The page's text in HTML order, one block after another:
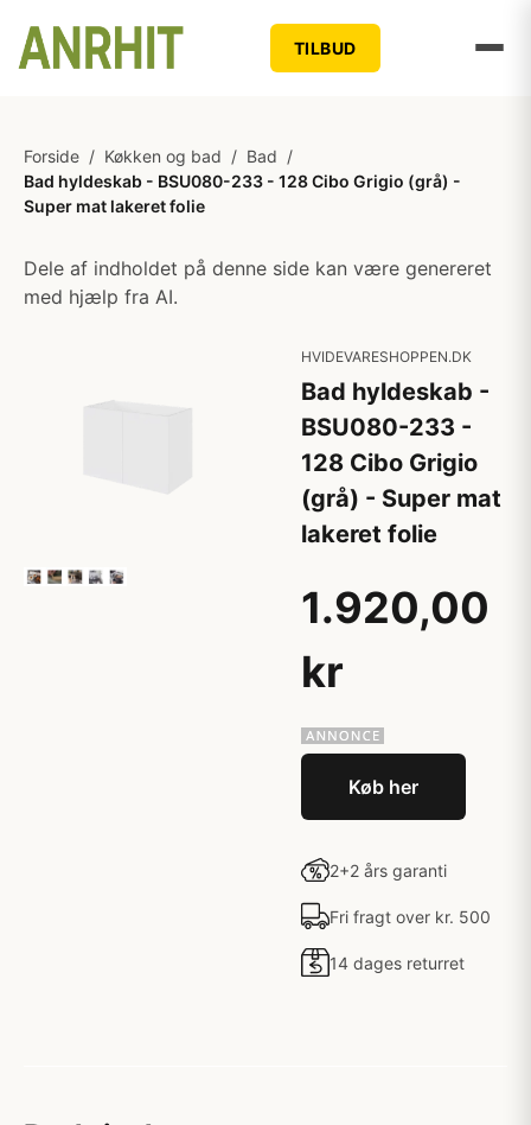
TILBUD
Forside / Køkken og bad / Bad /
Bad hyldeskab - BSU080-233 - 128 Cibo Grigio (grå) -
Super mat lakeret folie
Dele af indholdet på denne side kan være genereret
med hjælp fra AI.
HVIDEVARESHOPPEN.DK
Bad hyldeskab -
BSU080-233 -
128 Cibo Grigio
(grå) - Super mat
lakeret folie
1.920,00
kr
Køb her
2+2 års garanti
Fri fragt over kr. 500
14 dages returret